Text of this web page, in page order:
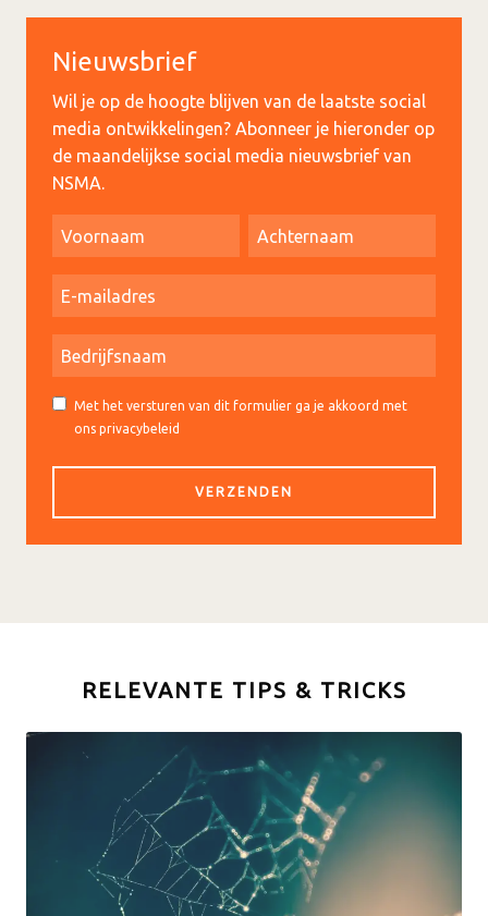
Nieuwsbrief
Wil je op de hoogte blijven van de laatste social
media ontwikkelingen? Abonneer je hieronder op
de maandelijkse social media nieuwsbrief van
NSMA.
Met het versturen van dit formulier ga je akkoord met
ons privacybeleid
RELEVANTE TIPS & TRICKS